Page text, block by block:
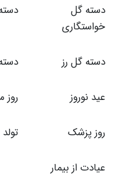
دسته گل
خواستگاری
دسته گل رز
عید نوروز روز
روز پزشک تولد
عیادت از بیمار